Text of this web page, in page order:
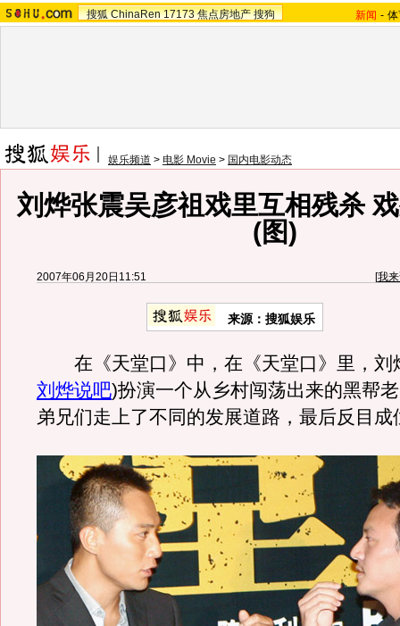
搜狐 ChinaRen 17173 焦点房地产 搜狗 新闻 -
娱乐频道 > 电影 Movie > 国内电影动态
刘烨张震吴彦祖戏里互相残杀
(图)
2007年06月20日11:51 [我
来源：搜狐娱乐
在《天堂口》中，在《天堂口》里，刘
刘烨说吧)扮演一个从乡村闯荡出来的黑帮
弟兄们走上了不同的发展道路，最后反目成